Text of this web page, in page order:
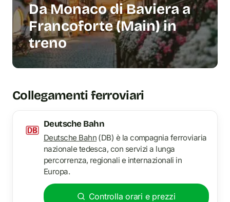
Da Monaco di Baviera a
Francoforte (Main) in
treno
Collegamenti ferroviari
Deutsche Bahn
Deutsche Bahn(DB) è la compagnia ferroviaria
nazionale tedesca, con servizi a lunga
percorrenza, regionali e internazionali in
Europa.
Controlla orari e prezzi